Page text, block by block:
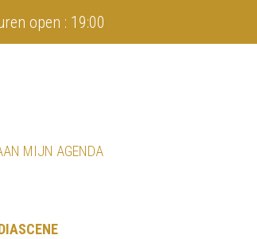
open : 19:00
MIJN AGENDA